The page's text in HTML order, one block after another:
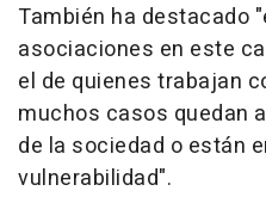
También ha destacado
asociaciones en este
el de quienes trabajan
muchos casos quedan
de la sociedad o están
vulnerabilidad".